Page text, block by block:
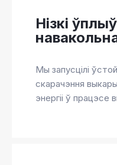
Нізкі
Мы запусцілі
скарачэння
энергіі ў працэсе